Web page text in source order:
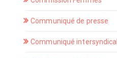
Communiqué de presse
Communiqué intersyndical